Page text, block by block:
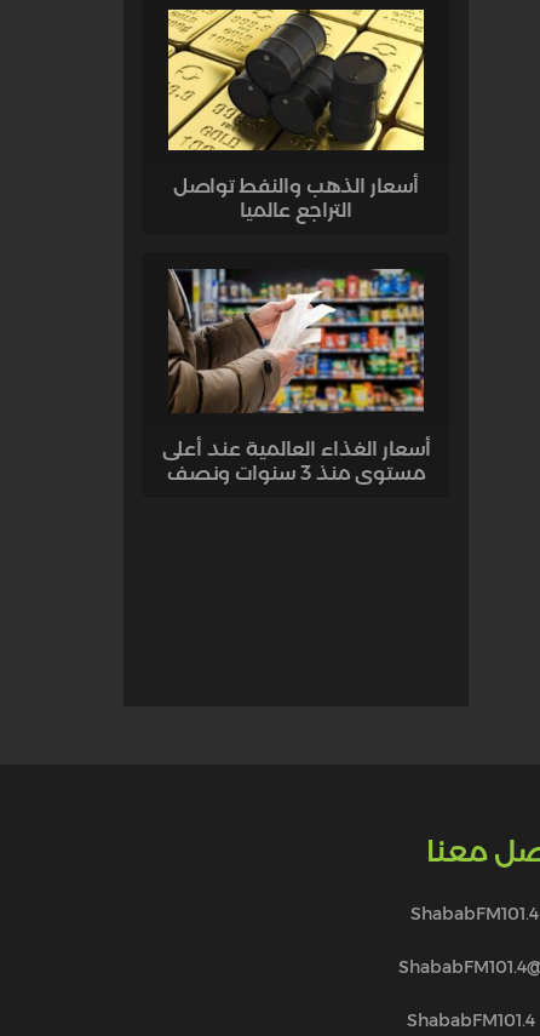
أسعار الذهب والنفط تواصل
التراجع عالميا
أسعار الغذاء العالمية عند أعلى
مستوى منذ 3 سنوات ونصف
معنا
ShababFM101.4
ShababFM101.4